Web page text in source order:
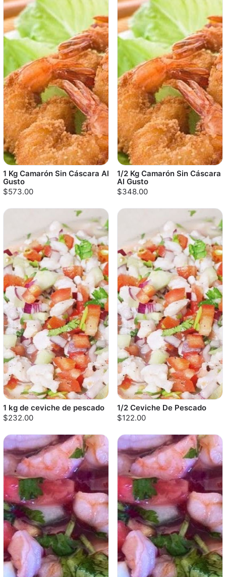
1 Kg Camarón Sin Cáscara Al
Gusto
$573.00
1/2 Kg Camarón Sin Cáscara
Al Gusto
$348.00
1 kg de ceviche de pescado
$232.00
1/2 Ceviche De Pescado
$122.00